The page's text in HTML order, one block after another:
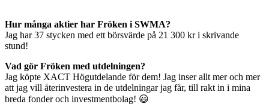
Hur många aktier har Fröken i SWMA?
Jag har 37 stycken med ett börsvärde på 21 300 kr i skrivande
stund!
Vad gör Fröken med utdelningen?
Jag köpte XACT Högutdelande för dem! Jag inser allt mer och mer
att jag vill återinvestera in de utdelningar jag får, till rakt in i mina
breda fonder och investmentbolag! 😃